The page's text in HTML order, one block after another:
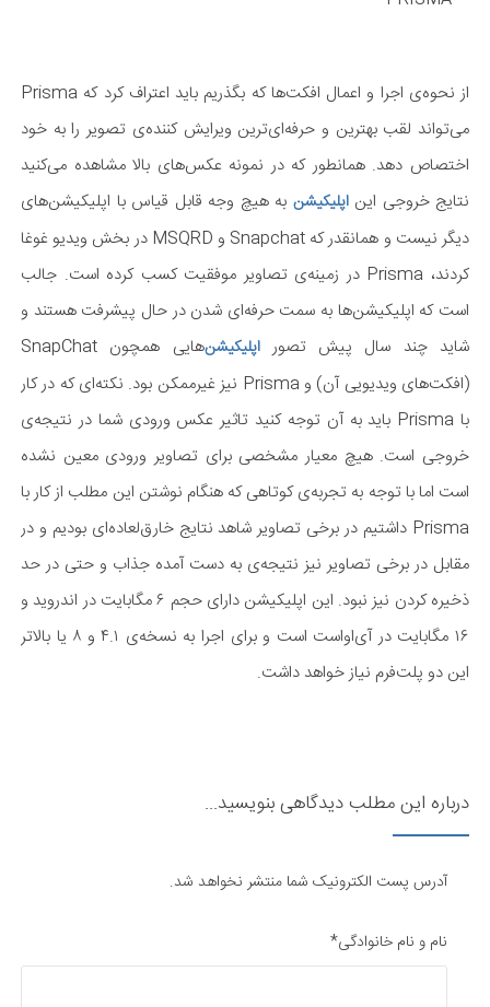
از نحوه‌ی اجرا و اعمال افکت‌ها که بگذریم باید اعتراف کرد که Prisma
می‌تواند لقب بهترین و حرفه‌ای‌ترین ویرایش کننده‌ی تصویر را به خود
اختصاص دهد. همانطور که در نمونه عکس‌های بالا مشاهده می‌کنید
نتایج خروجی این اپلیکیشن به هیچ وجه قابل قیاس با اپلیکیشن‌های
دیگر نیست و همانقدر که Snapchat و MSQRD در بخش ویدیو غوغا
کردند، Prisma در زمینه‌ی تصاویر موفقیت کسب کرده است. جالب
است که اپلیکیشن‌ها به سمت حرفه‌ای شدن در حال پیشرفت هستند و
شاید چند سال پیش تصوراپلیکیشن‌
هایی همچون SnapChat
(افکت‌های ویدیویی آن) و Prisma نیز غیرممکن بود. نکته‌ای که در کار
با Prisma باید به آن توجه کنید تاثیر عکس ورودی شما در نتیجه‌ی
خروجی است. هیچ معیار مشخصی برای تصاویر ورودی معین نشده
است اما با توجه به تجربه‌ی کوتاهی که هنگام نوشتن این مطلب از کار با
Prisma داشتیم در برخی تصاویر شاهد نتایج خارق‌لعاده‌ای بودیم و در
مقابل در برخی تصاویر نیز نتیجه‌ی به دست آمده جذاب و حتی در حد
ذخیره کردن نیز نبود. این اپلیکیشن دارای حجم ۶ مگابایت در اندروید و
۱۶ مگابایت در آی‌او‌است است و برای اجرا به نسخه‌ی ۴.۱ و ۸ یا بالاتر
این دو پلت‌فرم نیاز خواهد داشت.
درباره این مطلب دیدگاهی بنویسید...
آدرس پست الکترونیک شما منتشر نخواهد شد.
نام و نام خانوادگی*